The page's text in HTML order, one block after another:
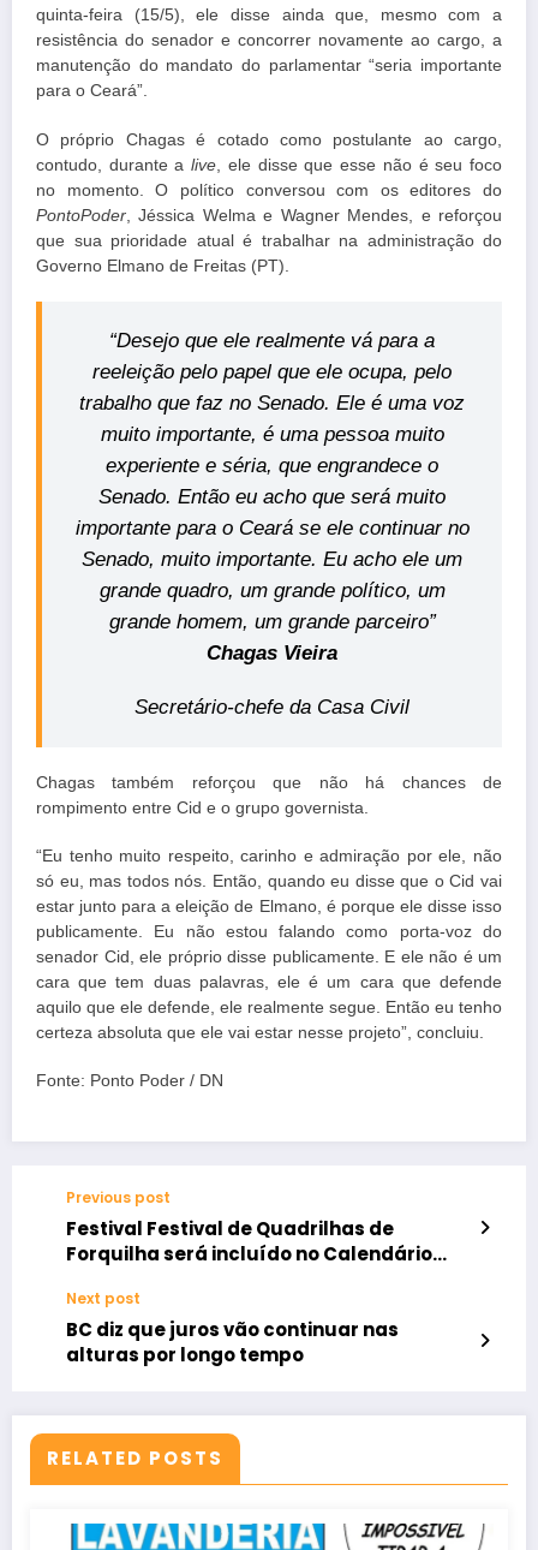
quinta-feira (15/5), ele disse ainda que, mesmo com a
resistência do senador e concorrer novamente ao cargo, a
manutenção do mandato do parlamentar “seria importante
para o Ceará”.
O próprio Chagas é cotado como postulante ao cargo,
contudo, durante alive , ele disse que esse não é seu foco
no momento. O político conversou com os editores do
PontoPoder , Jéssica Welma e Wagner Mendes, e reforçou
que sua prioridade atual é trabalhar na administração do
Governo Elmano de Freitas (PT).
“Desejo que ele realmente vá para a
reeleição pelo papel que ele ocupa, pelo
trabalho que faz no Senado. Ele é uma voz
muito importante, é uma pessoa muito
experiente e séria, que engrandece o
Senado. Então eu acho que será muito
importante para o Ceará se ele continuar no
Senado, muito importante. Eu acho ele um
grande quadro, um grande político, um
grande homem, um grande parceiro”
Chagas Vieira
Secretário-chefe da Casa Civil
Chagas também reforçou que não há chances de
rompimento entre Cid e o grupo governista.
“Eu tenho muito respeito, carinho e admiração por ele, não
só eu, mas todos nós. Então, quando eu disse que o Cid vai
estar junto para a eleição de Elmano, é porque ele disse isso
publicamente. Eu não estou falando como porta-voz do
senador Cid, ele próprio disse publicamente. E ele não é um
cara que tem duas palavras, ele é um cara que defende
aquilo que ele defende, ele realmente segue. Então eu tenho
certeza absoluta que ele vai estar nesse projeto”, concluiu.
Fonte: Ponto Poder / DN
Previous post
Festival Festival de Quadrilhas de
Forquilha será incluído no Calendário
Next post
BC diz que juros vão continuar nas
alturas por longo tempo
RELATED POSTS